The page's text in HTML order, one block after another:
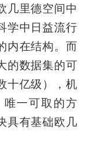
几里德空间中
学中日益流行
内在结构。而
的数据集的可
十亿级），机
一可取的方
具有基础欧几